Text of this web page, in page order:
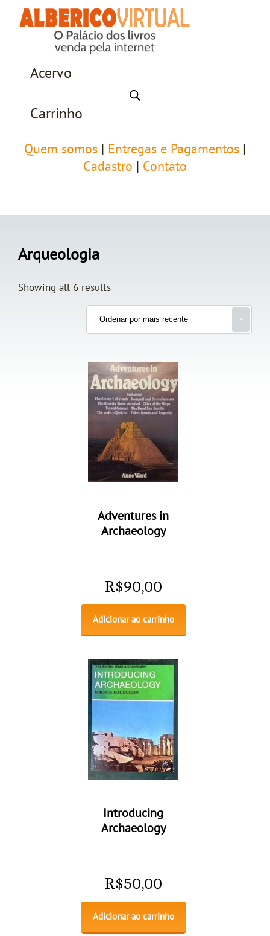
Acervo
Carrinho
Quem somos Entregas e Pagamentos
Cadastro
Contato
Arqueologia
Showing all 6 results
Adventures in
Archaeology
R$90,00
Adicionar ao carrinho
Introducing
Archaeology
R$50,00
Adicionar ao carrinho